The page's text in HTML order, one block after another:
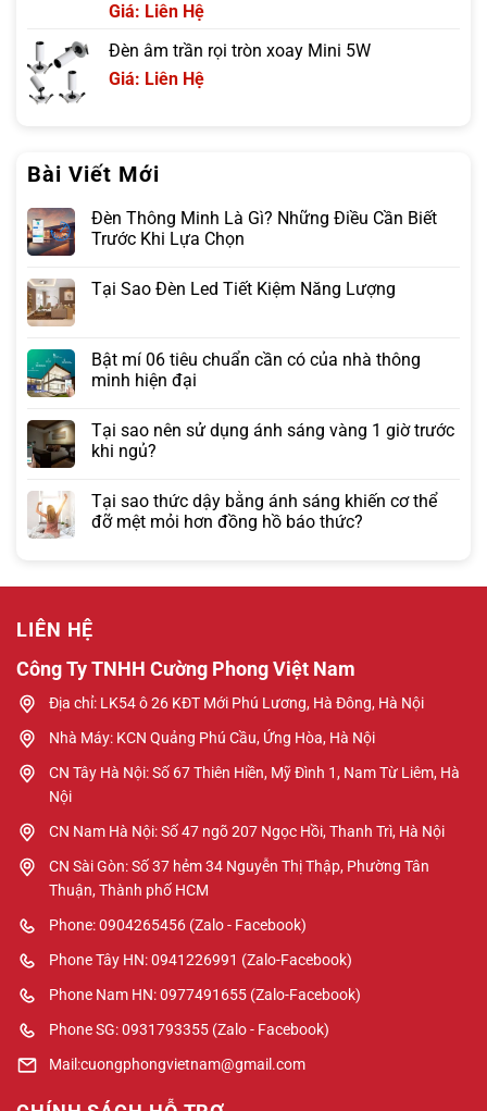
Giá: Liên Hệ
Đèn âm trần rọi tròn xoay Mini 5W
Giá: Liên Hệ
Bài Viết Mới
Đèn Thông Minh Là Gì? Những Điều Cần Biết
Trước Khi Lựa Chọn
Tại Sao Đèn Led Tiết Kiệm Năng Lượng
Bật mí 06 tiêu chuẩn cần có của nhà thông
minh hiện đại
Tại sao nên sử dụng ánh sáng vàng 1 giờ trước
khi ngủ?
Tại sao thức dậy bằng ánh sáng khiến cơ thể
đỡ mệt mỏi hơn đồng hồ báo thức?
LIÊN HỆ
Công Ty TNHH Cường Phong Việt Nam
Địa chỉ: LK54 ô 26 KĐT Mới Phú Lương, Hà Đông, Hà Nội
Nhà Máy: KCN Quảng Phú Cầu, Ứng Hòa, Hà Nội
CN Tây Hà Nội: Số 67 Thiên Hiền, Mỹ Đình 1, Nam Từ Liêm, Hà
Nội
CN Nam Hà Nội: Số 47 ngõ 207 Ngọc Hồi, Thanh Trì, Hà Nội
CN Sài Gòn: Số 37 hẻm 34 Nguyễn Thị Thập, Phường Tân
Thuận, Thành phố HCM
Phone: 0904265456 (Zalo - Facebook)
Phone Tây HN: 0941226991 (Zalo-Facebook)
Phone Nam HN: 0977491655 (Zalo-Facebook)
Phone SG: 0931793355 (Zalo - Facebook)
Mail:cuongphongvietnam@gmail.com